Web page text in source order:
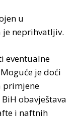
u
je neprihvatljiv.
eventualne
je doći
primjene
obavještava
i naftnih